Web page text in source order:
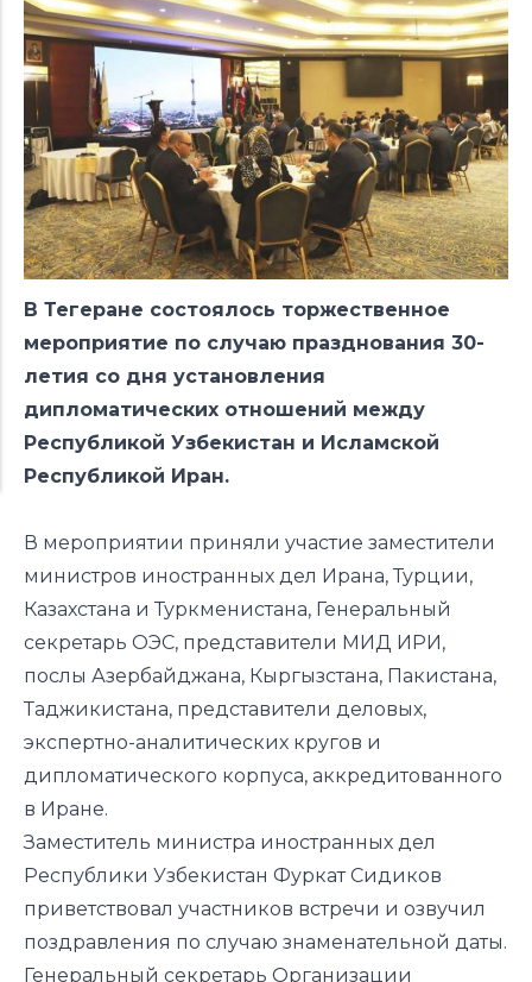
В Тегеране состоялось торжественное
мероприятие по случаю празднования 30-
летия со дня установления
дипломатических отношений между
Республикой Узбекистан и Исламской
Республикой Иран.
В мероприятии приняли участие заместители
министров иностранных дел Ирана, Турции,
Казахстана и Туркменистана, Генеральный
секретарь ОЭС, представители МИД ИРИ,
послы Азербайджана, Кыргызстана, Пакистана,
Таджикистана, представители деловых,
экспертно-аналитических кругов и
дипломатического корпуса, аккредитованного
в Иране.
Заместитель министра иностранных дел
Республики Узбекистан Фуркат Сидиков
приветствовал участников встречи и озвучил
поздравления по случаю знаменательной даты.
Генеральный секретарь Организации